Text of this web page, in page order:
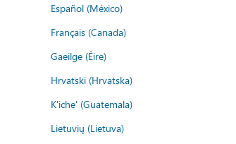
Español (México)
Français (Canada)
Gaeilge (Éire)
Hrvatski (Hrvatska)
K'iche' (Guatemala)
Lietuvių (Lietuva)